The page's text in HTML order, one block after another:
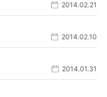
2014.02.21
2014.02.10
2014.01.31